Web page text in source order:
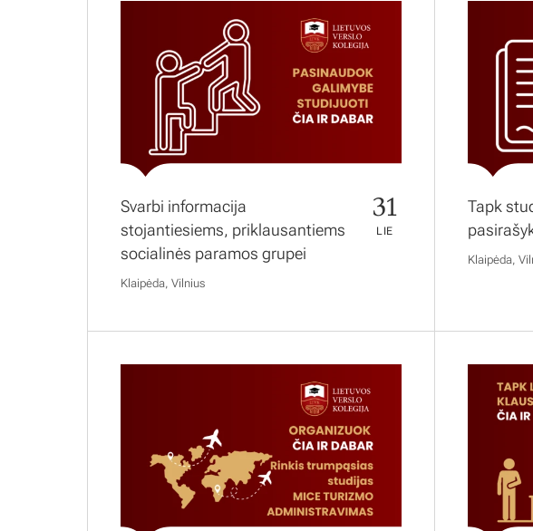
Svarbi informacija
stojantiesiems, priklausantiems
socialinės paramos grupei
31
LIE
Klaipėda, Vilnius
Tapk
Klaipėda,